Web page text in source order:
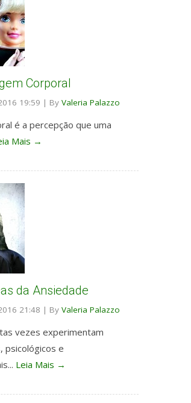
Corporal
19:59 | By Valeria Palazzo
é a percepção que uma
Mais →
da Ansiedade
21:48 | By Valeria Palazzo
vezes experimentam
psicológicos e
Leia Mais →